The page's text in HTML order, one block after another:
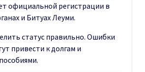
официальной регистрации в
и Битуах Леуми.
статус правильно. Ошибки
привести к долгам и